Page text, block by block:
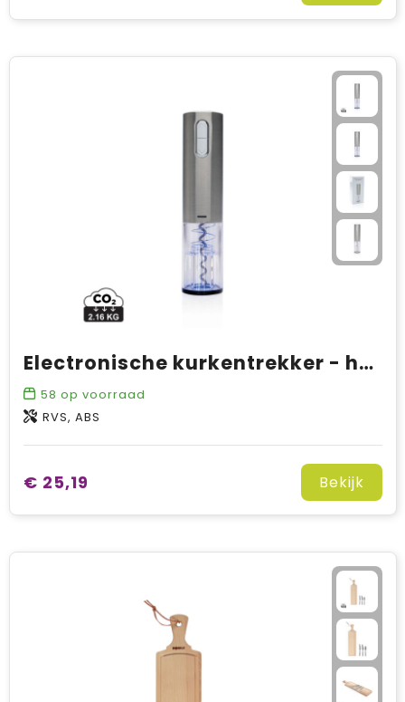
Electronische kurkentrekker - herlaadbaar via USB
58 op voorraad
RVS, ABS
€ 25,19 Bekijk